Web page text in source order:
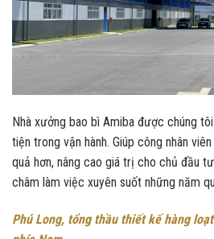
Nhà xưởng bao bì Amiba được chúng
tiện trong vận hành. Giúp công nhân
quả hơn, nâng cao giá trị cho chủ đầu
châm làm việc xuyên suốt những năm
Phú Long, tổng thầu thiết kế hàng